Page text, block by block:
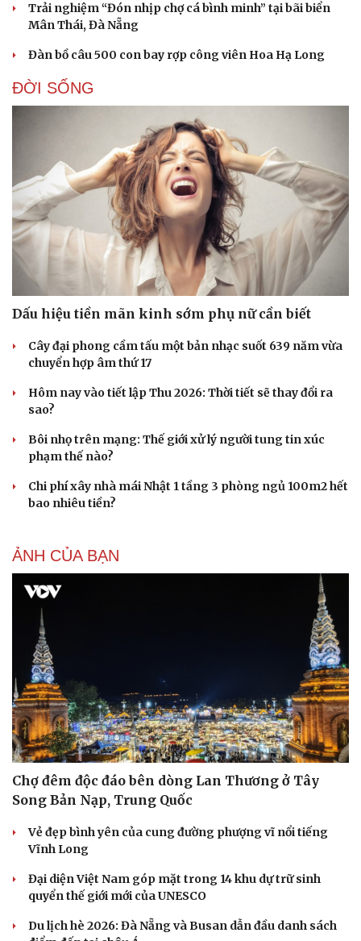
Du lịch
Săn Tour
check-in
Podcast
Câu chuyện thời sự
Đọc truyện đêm khuya
Cửa sổ tình yêu
Kể chuyện cho bé
Trải nghiệm “Đón nhịp chợ cá bình minh” tại bãi biển
Mân Thái, Đà Nẵng
Đàn bồ câu 500 con bay rợp công viên Hoa Hạ Long
ĐỜI SỐNG
Dấu hiệu tiền mãn kinh sớm phụ nữ cần biết
Cây đại phong cầm tấu một bản nhạc suốt 639 năm vừa
chuyển hợp âm thứ 17
Hôm nay vào tiết lập Thu 2026: Thời tiết sẽ thay đổi ra
sao?
Bôi nhọ trên mạng: Thế giới xử lý người tung tin xúc
phạm thế nào?
Chi phí xây nhà mái Nhật 1 tầng 3 phòng ngủ 100m2 hết
bao nhiêu tiền?
ẢNH CỦA BẠN
Chợ đêm độc đáo bên dòng Lan Thương ở Tây
Song Bản Nạp, Trung Quốc
Vẻ đẹp bình yên của cung đường phượng vĩ nổi tiếng
Vĩnh Long
Đại diện Việt Nam góp mặt trong 14 khu dự trữ sinh
quyển thế giới mới của UNESCO
Du lịch hè 2026: Đà Nẵng và Busan dẫn đầu danh sách